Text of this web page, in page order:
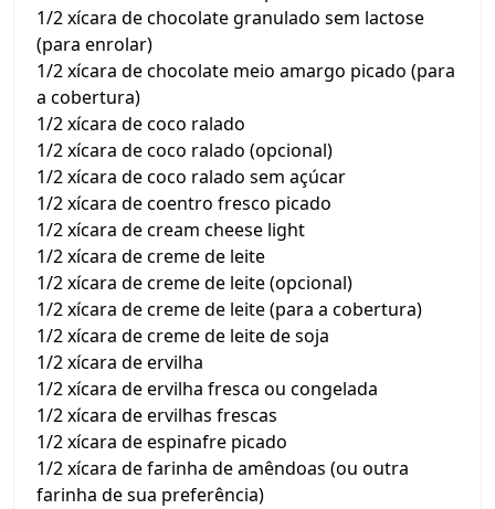
1/2 xícara de chocolate granulado sem lactose
(para enrolar)
1/2 xícara de chocolate meio amargo picado (para
a cobertura)
1/2 xícara de coco ralado
1/2 xícara de coco ralado (opcional)
1/2 xícara de coco ralado sem açúcar
1/2 xícara de coentro fresco picado
1/2 xícara de cream cheese light
1/2 xícara de creme de leite
1/2 xícara de creme de leite (opcional)
1/2 xícara de creme de leite (para a cobertura)
1/2 xícara de creme de leite de soja
1/2 xícara de ervilha
1/2 xícara de ervilha fresca ou congelada
1/2 xícara de ervilhas frescas
1/2 xícara de espinafre picado
1/2 xícara de farinha de amêndoas (ou outra
farinha de sua preferência)